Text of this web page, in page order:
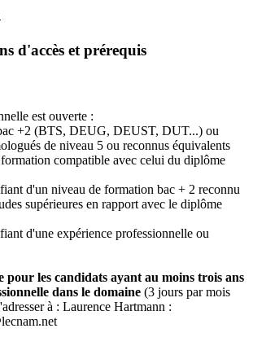
d'accès et prérequis
est ouverte :
+2 (BTS, DEUG, DEUST, DUT...) ou
de niveau 5 ou reconnus équivalents
compatible avec celui du diplôme
d'un niveau de formation bac + 2 reconnu
supérieures en rapport avec le diplôme
d'une expérience professionnelle ou
pour les candidats ayant au moins trois ans
dans le domaine (3 jours par mois
à : Laurence Hartmann :